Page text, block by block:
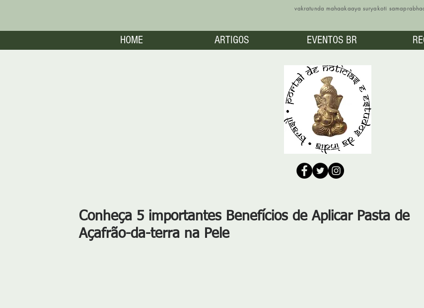
vakratunda mahaakaaya suryakoti
Conheça 5 importantes Benefícios de Aplicar Pasta de
Açafrão-da-terra na Pele
HOME ARTIGOS EVENTOS BR